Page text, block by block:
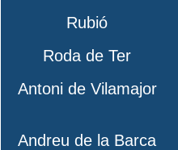
Rubió
Roda de Ter
Antoni de Vilamajor
Andreu de la Barca